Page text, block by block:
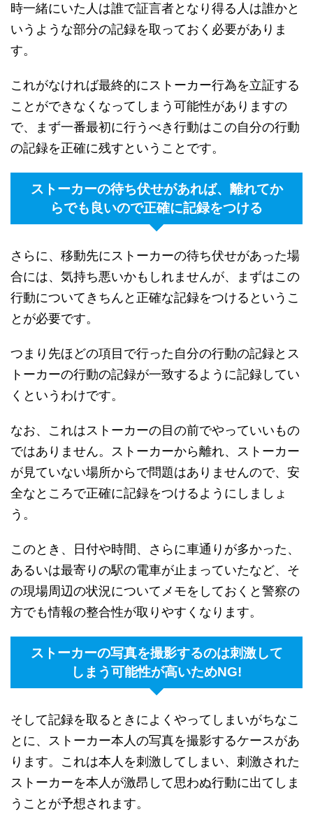
時一緒にいた人は誰で証言者となり得る人は誰かと
いうような部分の記録を取っておく必要がありま
す。
これがなければ最終的にストーカー行為を立証する
ことができなくなってしまう可能性がありますの
で、まず一番最初に行うべき行動はこの自分の行動
の記録を正確に残すということです。
ストーカーの待ち伏せがあれば、離れてか
らでも良いので正確に記録をつける
さらに、移動先にストーカーの待ち伏せがあった場
合には、気持ち悪いかもしれませんが、まずはこの
行動についてきちんと正確な記録をつけるというこ
とが必要です。
つまり先ほどの項目で行った自分の行動の記録とス
トーカーの行動の記録が一致するように記録してい
くというわけです。
なお、これはストーカーの目の前でやっていいもの
ではありません。ストーカーから離れ、ストーカー
が見ていない場所からで問題はありませんので、安
全なところで正確に記録をつけるようにしましょ
う。
このとき、日付や時間、さらに車通りが多かった、
あるいは最寄りの駅の電車が止まっていたなど、そ
の現場周辺の状況についてメモをしておくと警察の
方でも情報の整合性が取りやすくなります。
ストーカーの写真を撮影するのは刺激して
しまう可能性が高いためNG!
そして記録を取るときによくやってしまいがちなこ
とに、ストーカー本人の写真を撮影するケースがあ
ります。これは本人を刺激してしまい、刺激された
ストーカーを本人が激昂して思わぬ行動に出てしま
うことが予想されます。